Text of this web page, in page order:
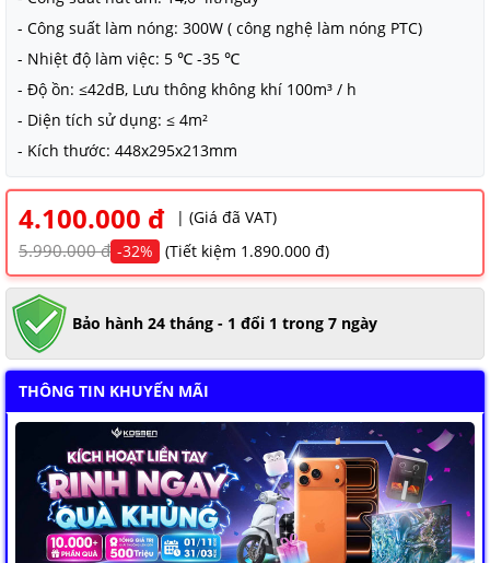
NAM ĐỊNH
QUẢNG NAM
ĐỒNG THÁP
HÀ NAM
LÂM ĐỒNG
TUYÊN QUANG
VĨNH PHÚC
HẢI DƯƠNG
NGHỆ AN
HẢI PHÒNG
- Công suất làm nóng: 300W ( công nghệ làm nóng PTC)
- Nhiệt độ làm việc: 5 ℃ -35 ℃
- Độ ồn: ≤42dB, Lưu thông không khí 100m³ / h
- Diện tích sử dụng: ≤ 4m²
- Kích thước: 448x295x213mm
4.100.000 đ | (Giá đã VAT)
5.990.000 đ -32% (Tiết kiệm 1.890.000 đ)
Bảo hành 24 tháng - 1 đổi 1 trong 7 ngày
THÔNG TIN KHUYẾN MÃI